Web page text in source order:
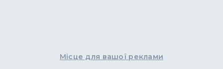
Місце для вашої реклами